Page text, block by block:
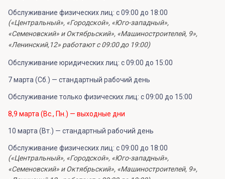
Обслуживание физических лиц: с 09:00 до 18:00
(«Центральный», «Городской», «Юго-западный»,
«Семеновский» и Октябрьский», «Машиностроителей, 9»,
«Ленинский,12» работают с 09:00 до 19:00)
Обслуживание юридических лиц: с 09:00 до 15:00
7 марта (Сб.) — стандартный рабочий день
Обслуживание только физических лиц: с 09:00 до 15:00
8,9 марта (Вс., Пн.) — выходные дни
10 марта (Вт.) — стандартный рабочий день
Обслуживание физических лиц: с 09:00 до 18:00
(«Центральный», «Городской», «Юго-западный»,
«Семеновский» и Октябрьский», «Машиностроителей, 9»,